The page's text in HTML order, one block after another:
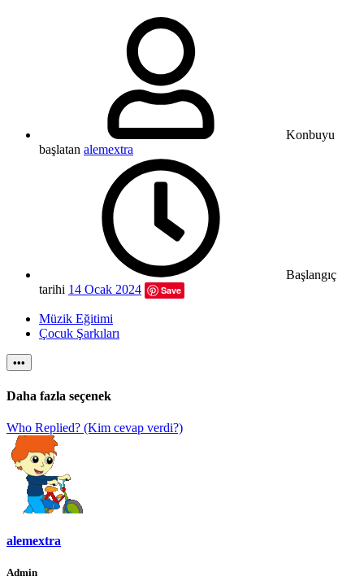
Konbuyu
başlatan alemextra
Başlangıç
tarihi 14 Ocak 2024 Save
Müzik Eğitimi
Çocuk Şarkıları
•••
Daha fazla seçenek
Who Replied? (Kim cevap verdi?)
alemextra
Admin